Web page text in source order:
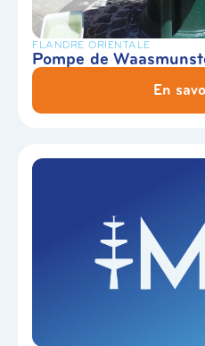
FLANDRE ORIENTALE
Pompe de
En